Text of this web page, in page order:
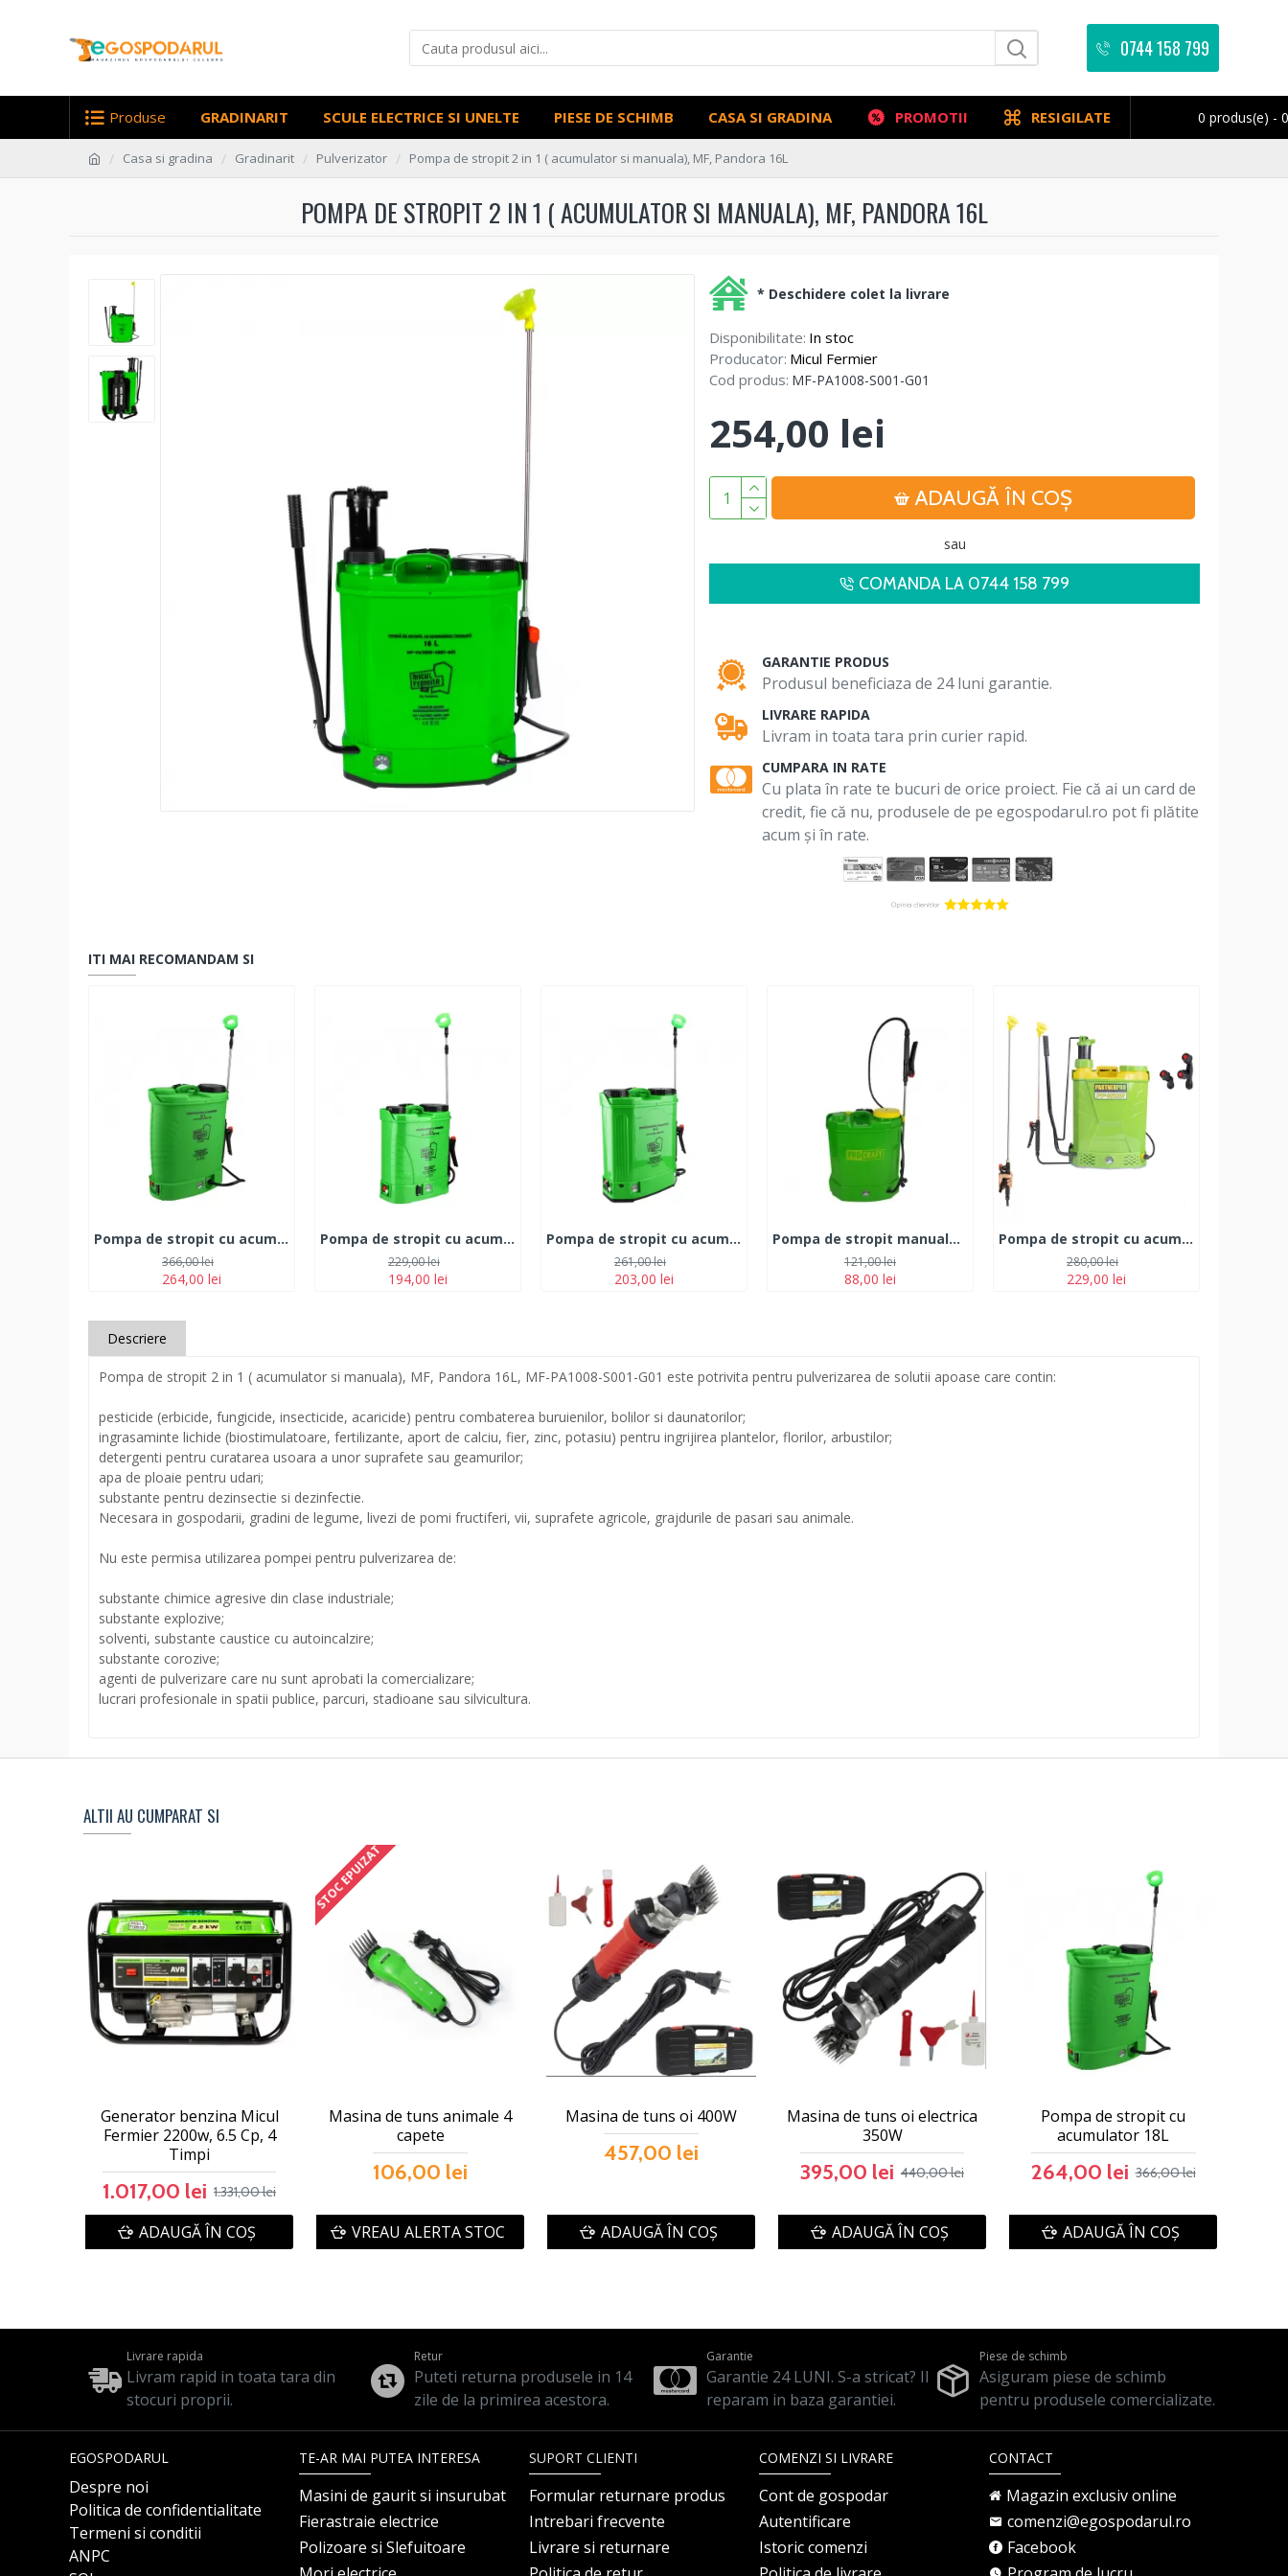
0744 158 799
Produse GRADINARIT SCULE ELECTRICE SI UNELTE PIESE DE SCHIMB CASA SI GRADINA PROMOTII RESIGILATE 0 produs(e) -
Casa si gradina Gradinarit Pulverizator Pompa de stropit 2 in 1 ( acumulator si manuala), MF, Pandora 16L
POMPA DE STROPIT 2 IN 1 ( ACUMULATOR SI MANUALA), MF, PANDORA 16L
Disponibilitate: In stoc
Producator: Micul Fermier
Cod produs: MF-PA1008-S001-G01
254,00 lei
ADAUGĂ ÎN COŞ
* Deschidere colet la livrare
sau
COMANDA LA 0744 158 799
GARANTIE PRODUS
Produsul beneficiaza de 24 luni garantie.
LIVRARE RAPIDA
Livram in toata tara prin curier rapid.
CUMPARA IN RATE
Cu plata în rate te bucuri de orice proiect. Fie că ai un card de
credit, fie că nu, produsele de pe egospodarul.ro pot fi plătite
acum și în rate.
ITI MAI RECOMANDAM SI
Pompa de stropit cu acumulator 18L
264,00 lei
366,00 lei
Pompa de stropit cu acumulator Micul Fermier 12L
194,00 lei
229,00 lei
Pompa de stropit cu acumulator Micul Fermier 16L
203,00 lei
261,00 lei
Pompa de stropit manuala, PROCRAFT SM-16L
88,00 lei
121,00 lei
Pompa de stropit cu acumulator 2 in 1 PARTNER PRO PP16BM, 16L
229,00 lei
280,00 lei
Descriere
Pompa de stropit 2 in 1 ( acumulator si manuala), MF, Pandora 16L, MF-PA1008-S001-G01 este potrivita pentru pulverizarea de solutii apoase care contin:
pesticide (erbicide, fungicide, insecticide, acaricide) pentru combaterea buruienilor, bolilor si daunatorilor;
ingrasaminte lichide (biostimulatoare, fertilizante, aport de calciu, fier, zinc, potasiu) pentru ingrijirea plantelor, florilor, arbustilor;
detergenti pentru curatarea usoara a unor suprafete sau geamurilor;
apa de ploaie pentru udari;
substante pentru dezinsectie si dezinfectie.
Necesara in gospodarii, gradini de legume, livezi de pomi fructiferi, vii, suprafete agricole, grajdurile de pasari sau animale.
Nu este permisa utilizarea pompei pentru pulverizarea de:
substante chimice agresive din clase industriale;
substante explozive;
solventi, substante caustice cu autoincalzire;
substante corozive;
agenti de pulverizare care nu sunt aprobati la comercializare;
lucrari profesionale in spatii publice, parcuri, stadioane sau silvicultura.
ALTII AU CUMPARAT SI
Generator benzina Micul
Fermier 2200w, 6.5 Cp, 4
Timpi
1.017,00 lei 1.331,00 lei
ADAUGĂ ÎN COŞ
STOC EPUIZAT
Masina de tuns animale 4
capete
106,00 lei
VREAU ALERTA STOC
Masina de tuns oi 400W
457,00 lei
ADAUGĂ ÎN COŞ
Masina de tuns oi electrica
350W
395,00 lei 440,00 lei
ADAUGĂ ÎN COŞ
Pompa de stropit cu
acumulator 18L
264,00 lei 366,00 lei
ADAUGĂ ÎN COŞ
Livrare rapida
Livram rapid in toata tara din
stocuri proprii.
Retur
Puteti returna produsele in 14
zile de la primirea acestora.
Garantie
Garantie 24 LUNI. S-a stricat? Il
reparam in baza garantiei.
Piese de schimb
Asiguram piese de schimb
pentru produsele comercializate.
EGOSPODARUL
Despre noi
Politica de confidentialitate
Termeni si conditii
ANPC
TE-AR MAI PUTEA INTERESA
Masini de gaurit si insurubat
Fierastraie electrice
Polizoare si Slefuitoare
SUPORT CLIENTI
Formular returnare produs
Intrebari frecvente
Livrare si returnare
COMENZI SI LIVRARE
Cont de gospodar
Autentificare
Istoric comenzi
CONTACT
Magazin exclusiv online
comenzi@egospodarul.ro
Facebook